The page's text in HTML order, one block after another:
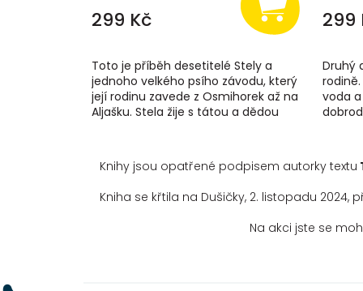
299 Kč
Toto je příběh desetitelé Stely a
jednoho velkého psího závodu, který
její rodinu zavede z Osmihorek až na
Aljašku. Stela žije s tátou a dědou
299
Druhý
voda
Knihy jsou opatřené podpisem autorky textu
Kniha se křtila na Dušičky, 2. listopadu
Na akci jste se